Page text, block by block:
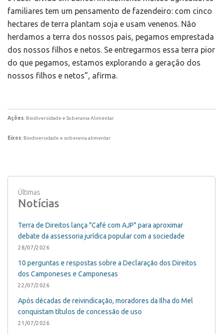
familiares tem um pensamento de fazendeiro: com cinco
hectares de terra plantam soja e usam venenos. Não
herdamos a terra dos nossos pais, pegamos emprestada
dos nossos filhos e netos. Se entregarmos essa terra pior
do que pegamos, estamos explorando a geração dos
nossos filhos e netos”, afirma.
Ações: Biodiversidade e Soberania Alimentar
Eixos: Biodiversidade e soberania alimentar
Últimas
Notícias
Terra de Direitos lança "Café com AJP" para aproximar
debate da assessoria jurídica popular com a sociedade
28/07/2026
10 perguntas e respostas sobre a Declaração dos Direitos
dos Camponeses e Camponesas
22/07/2026
Após décadas de reivindicação, moradores da Ilha do Mel
conquistam títulos de concessão de uso
21/07/2026